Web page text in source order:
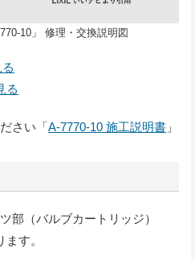
10」 修理・交換説明図
る
さい「A-7770-10 施工説明書 」
部（バルブカートリッジ）
す。